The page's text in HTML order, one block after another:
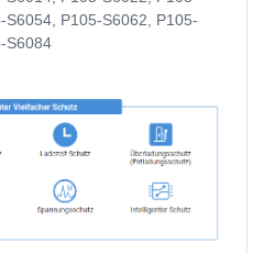
P105-S6062, P105-
S6084